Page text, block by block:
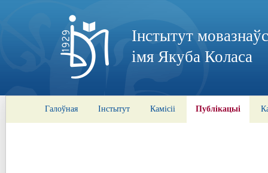
Інстытут
імя Якуба Коласа
Галоўная Інстытут Камісіі Публікацыі